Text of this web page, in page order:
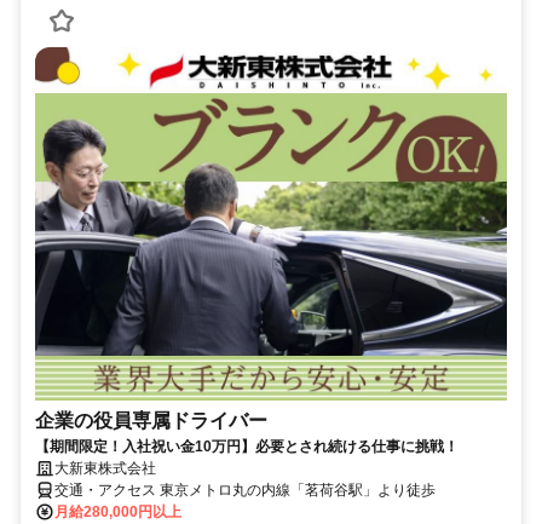
企業の役員専属ドライバー
【期間限定！入社祝い金10万円】必要とされ続ける仕事に挑戦！
大新東株式会社
交通・アクセス 東京メトロ丸の内線「茗荷谷駅」より徒歩
月給280,000円以上